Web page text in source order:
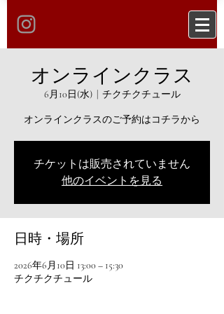
オンラインクラス
6月10日(水)
  |
チクチクチュール
オンラインクラスのご予約はコチラから
チケットは販売されていません
他のイベントを見る
日時・場所
2026年6月10日 13:00 – 15:30
チクチクチュール